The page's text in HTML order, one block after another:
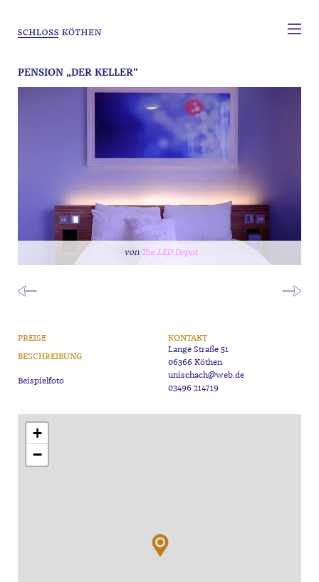
PENSION „DER KELLER“
The LED Depot
PREISE
BESCHREIBUNG
Beispielfoto
KONTAKT
Lange Straße 51
06366 Köthen
unischach@web.de
03496 214719
+
−